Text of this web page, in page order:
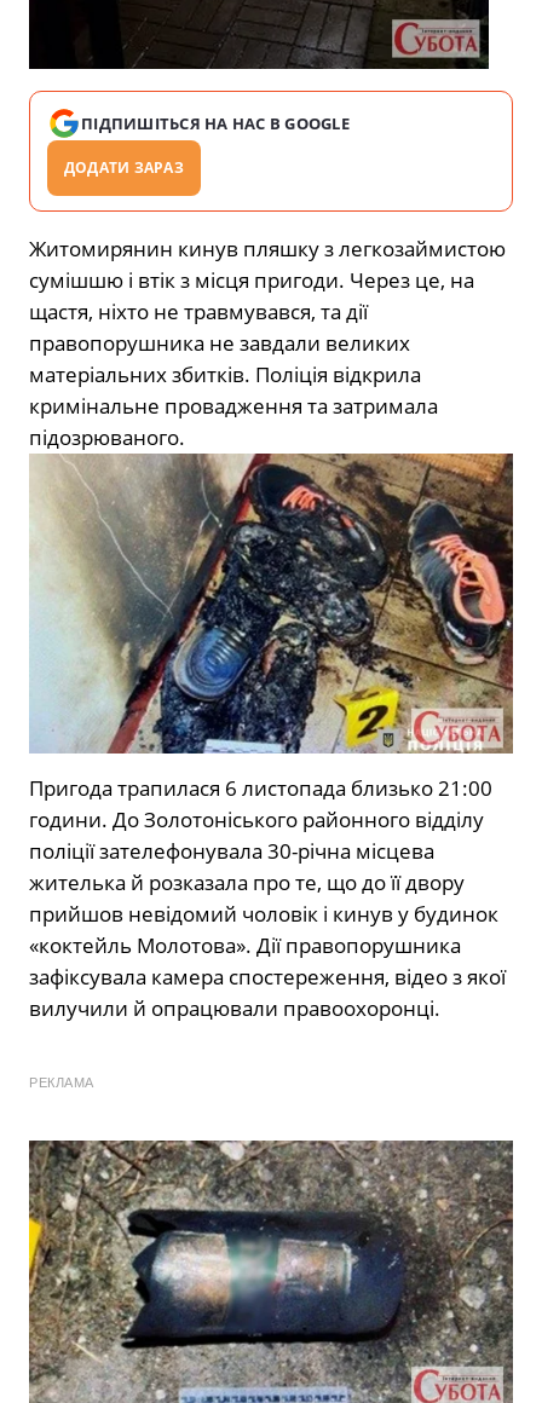
ПІДПИШІТЬСЯ НА НАС В GOOGLE
ДОДАТИ ЗАРАЗ
Житомирянин кинув пляшку з легкозаймистою
сумішшю і втік з місця пригоди. Через це, на
щастя, ніхто не травмувався, та дії
правопорушника не завдали великих
матеріальних збитків. Поліція відкрила
кримінальне провадження та затримала
підозрюваного.
Пригода трапилася 6 листопада близько 21:00
години. До Золотоніського районного відділу
поліції зателефонувала 30-річна місцева
жителька й розказала про те, що до її двору
прийшов невідомий чоловік і кинув у будинок
«коктейль Молотова». Дії правопорушника
зафіксувала камера спостереження, відео з якої
вилучили й опрацювали правоохоронці.
РЕКЛАМА